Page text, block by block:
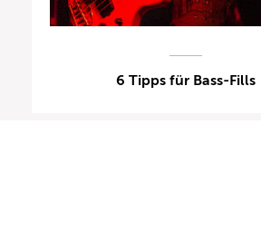
6 Tipps für Bass-Fills